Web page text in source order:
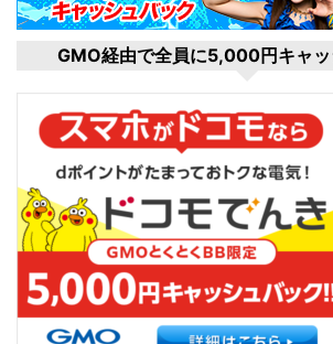
GMO経由で全員に5,000円キャッ